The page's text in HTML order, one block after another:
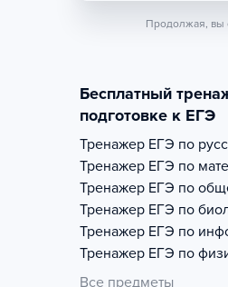
Продолжая, вы
Бесплатный
подготовке к ЕГЭ
Тренажер ЕГЭ по
Тренажер ЕГЭ по
Тренажер ЕГЭ по
Тренажер ЕГЭ по
Тренажер ЕГЭ по
Тренажер ЕГЭ по
Все предметы